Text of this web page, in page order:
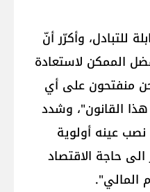
للتبادل، وأكرّر أنّ
الممكن لاستعادة
منفتحون على أي
القانون"، وشدد
عينه أولوية
حاجة الاقتصاد
المالي".